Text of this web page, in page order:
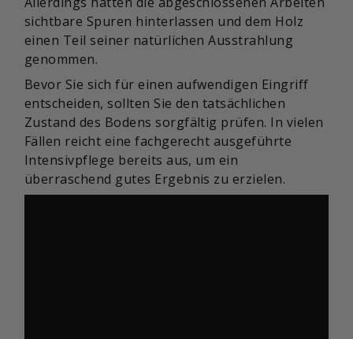
sichtbare Spuren hinterlassen und dem Holz
einen Teil seiner natürlichen Ausstrahlung
genommen.
Bevor Sie sich für einen aufwendigen Eingriff
entscheiden, sollten Sie den tatsächlichen
Zustand des Bodens sorgfältig prüfen. In vielen
Fällen reicht eine fachgerecht ausgeführte
Intensivpflege bereits aus, um ein
überraschend gutes Ergebnis zu erzielen.